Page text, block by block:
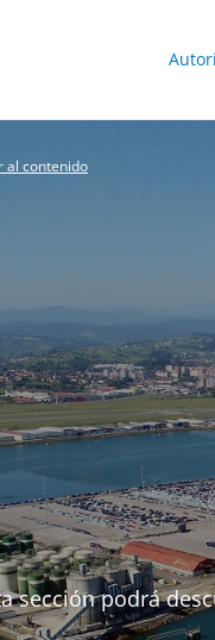
al contenido
sección podrá